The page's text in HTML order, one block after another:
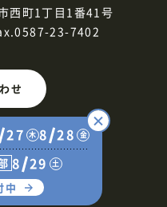
27 木8 28 金
8 29 土
中
西町1丁目1番41号
23-7402
せ